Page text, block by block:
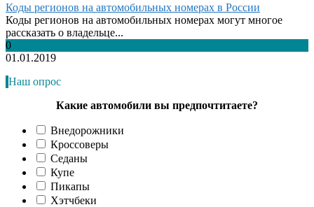
Коды регионов на автомобильных номерах в России
Коды регионов на автомобильных номерах могут многое
рассказать о владельце...
0
01.01.2019
Наш опрос
Какие автомобили вы предпочтитаете?
Внедорожники
Кроссоверы
Седаны
Купе
Пикапы
Хэтчбеки